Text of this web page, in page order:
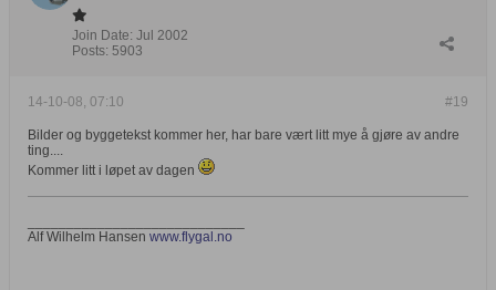
Join Date: Jul 2002
Posts: 5903
#19
14-10-08, 07:10
Bilder og byggetekst kommer her, har bare vært litt mye å gjøre av andre
ting....
Kommer litt i løpet av dagen
Alf Wilhelm Hansen www.flygal.no